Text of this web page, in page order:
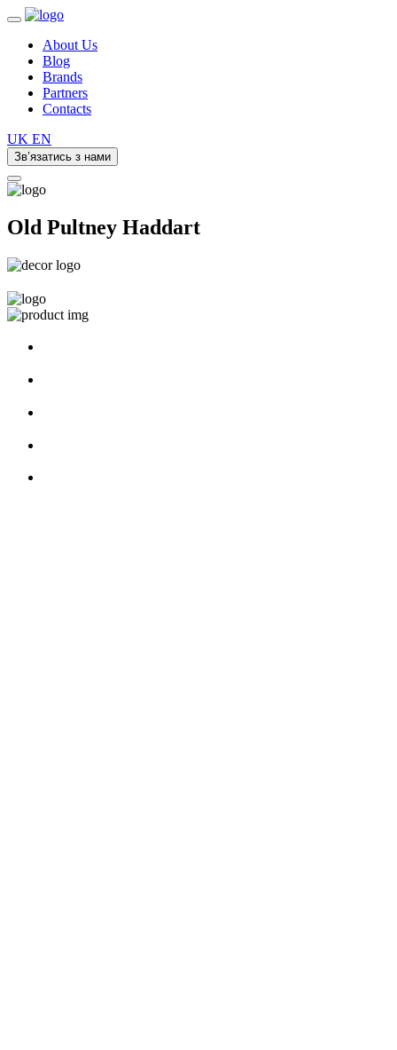
About Us
Blog
Brands
Partners
Contacts
UK EN
Зв’язатись з нами
Old Pultney Haddart